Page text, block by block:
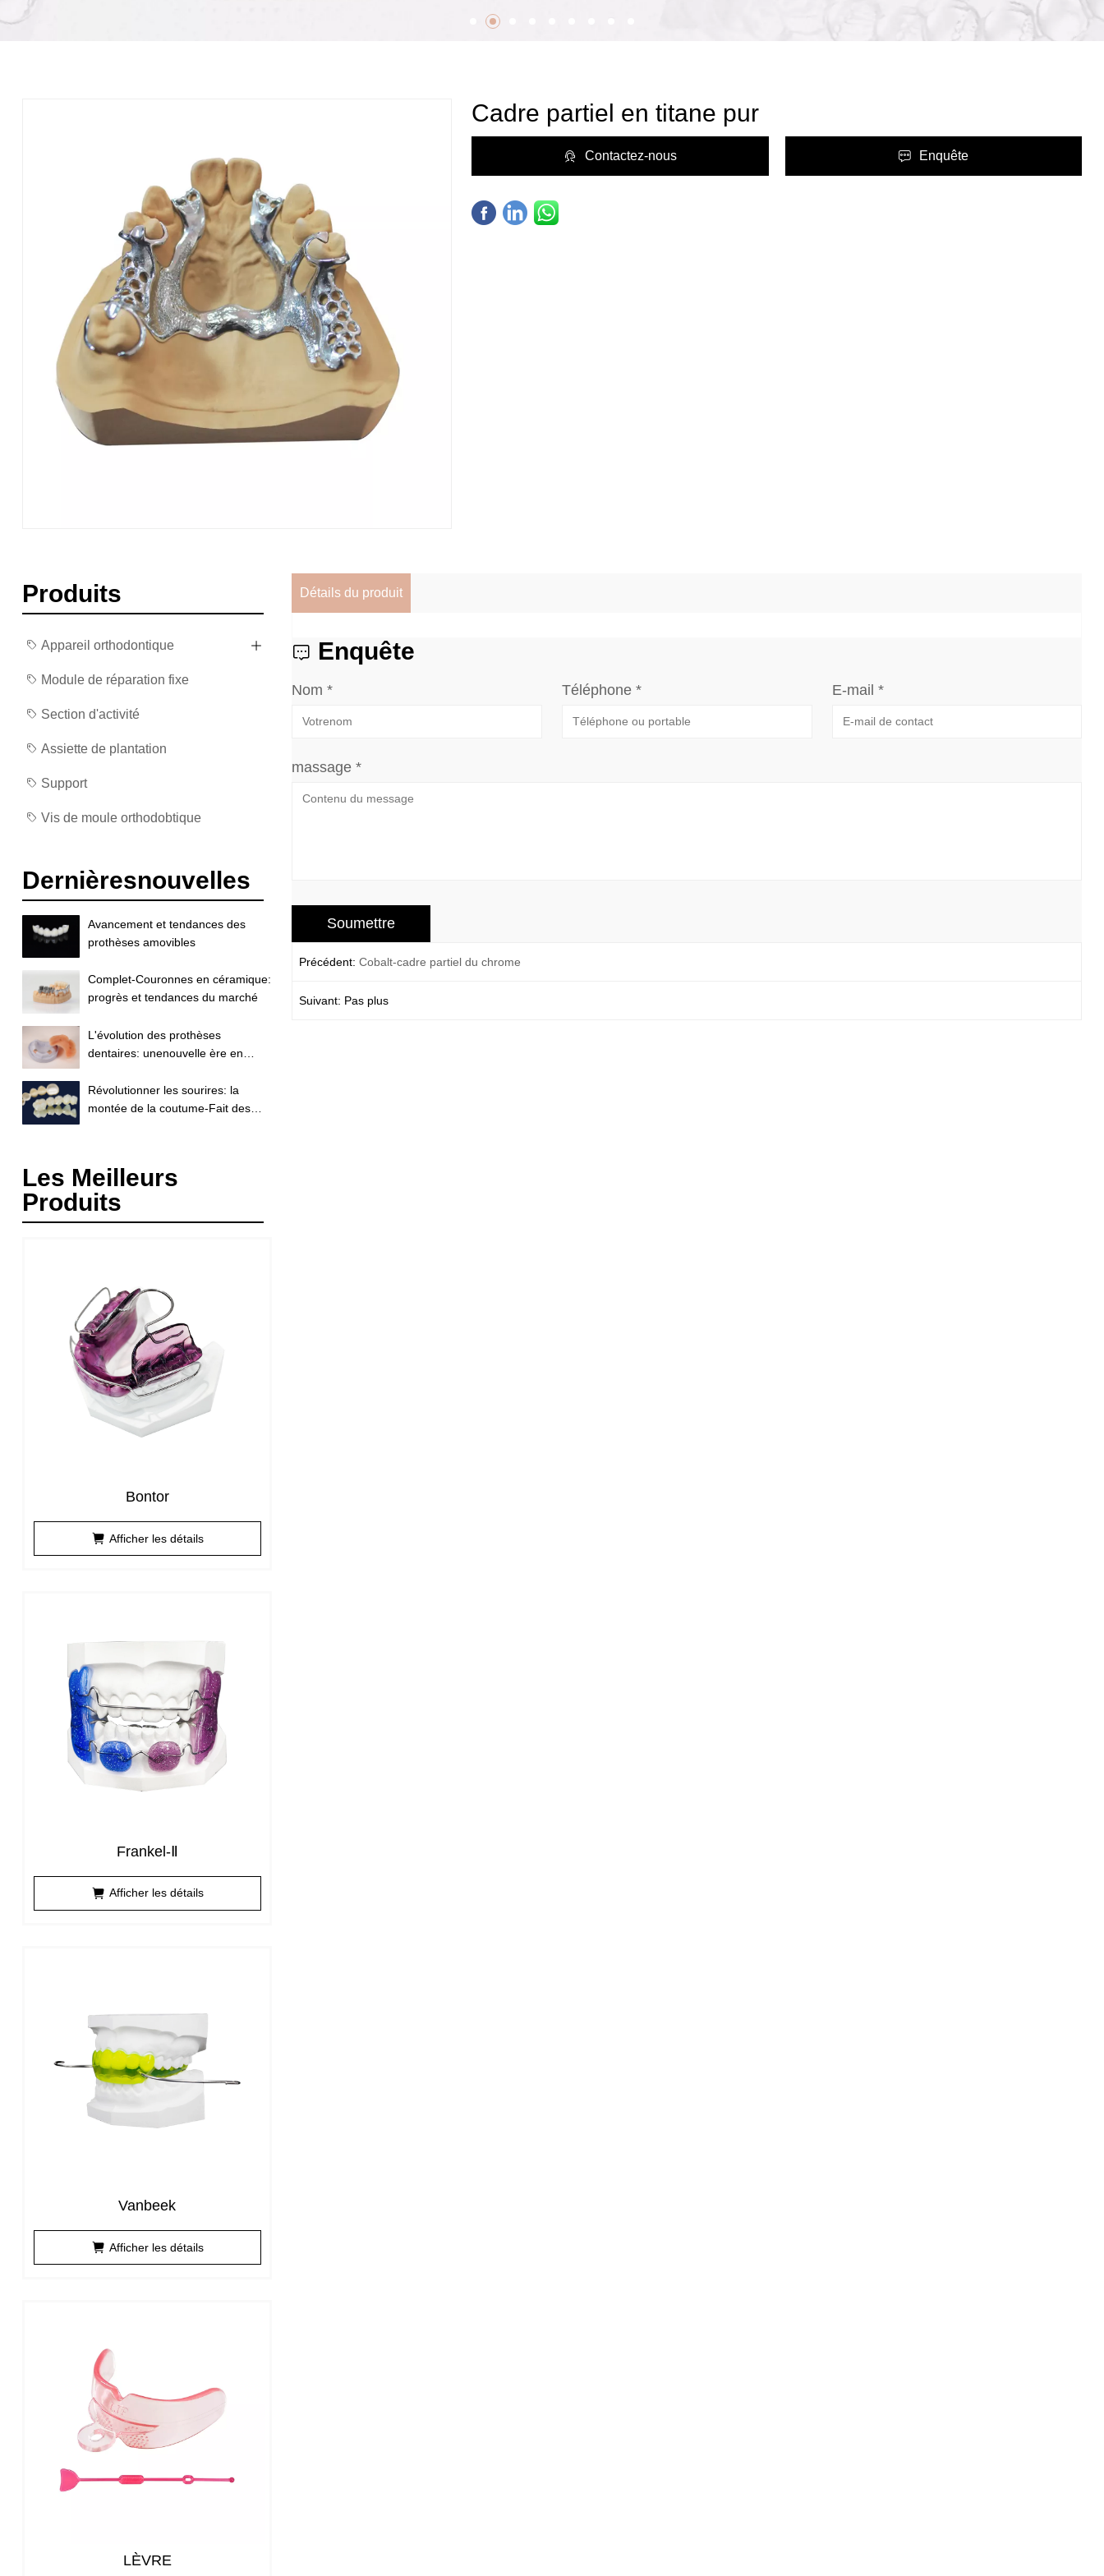
Cadre partiel en titane pur
Contactez-nous Enquête
Produits
Appareil orthodontique
Module de réparation fixe
Section d'activité
Assiette de plantation
Support
Vis de moule orthodobtique
Dernièresnouvelles
Avancement et tendances des
prothèses amovibles
Complet-Couronnes en céramique:
progrès et tendances du marché
L'évolution des prothèses
dentaires: unenouvelle ère en
Révolutionner les sourires: la
montée de la coutume-Fait des
Les Meilleurs
Produits
Bontor
Afficher les détails
Frankel-Ⅱ
Afficher les détails
Vanbeek
Afficher les détails
LÈVRE
Détails du produit
Enquête
Nom * Téléphone * E-mail *
massage *
Précédent:Cobalt-cadre partiel du chrome
Suivant: Pas plus